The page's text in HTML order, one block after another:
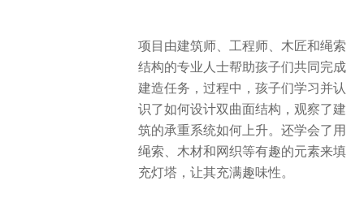
项目由建筑师、工程师、木匠和绳索
结构的专业人士帮助孩子们共同完成
建造任务，过程中，孩子们学习并认
识了如何设计双曲面结构，观察了建
筑的承重系统如何上升。还学会了用
绳索、木材和网织等有趣的元素来填
充灯塔，让其充满趣味性。